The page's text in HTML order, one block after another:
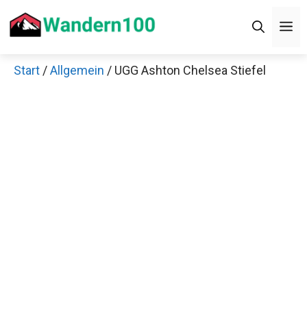
Inhalt
Start /Allgemein / UGG Ashton Chelsea Stiefel